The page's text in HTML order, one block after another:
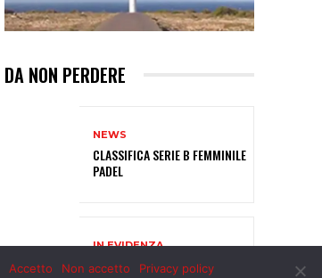
Accetto Non accetto Privacy policy